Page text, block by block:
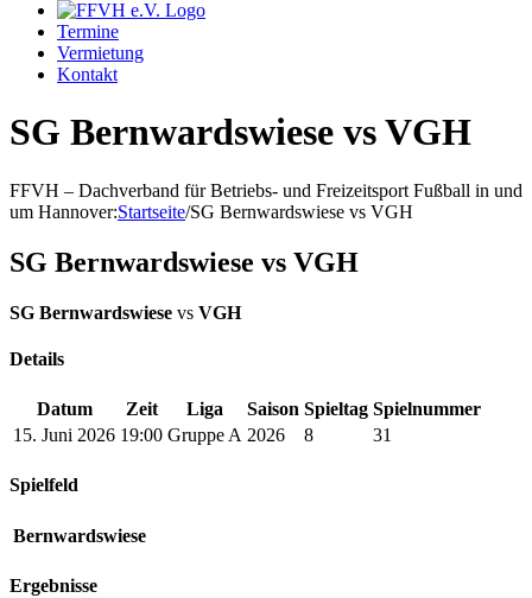
Termine
Vermietung
Kontakt
SG Bernwardswiese vs VGH
FFVH – Dachverband für Betriebs- und Freizeitsport Fußball in und
um Hannover:Startseite/SG Bernwardswiese vs VGH
SG Bernwardswiese vs VGH
SG Bernwardswiese vs VGH
Details
Datum Zeit Liga Saison Spieltag Spielnummer
15. Juni 2026 19:00 Gruppe A 2026 8 31
Spielfeld
Bernwardswiese
Ergebnisse